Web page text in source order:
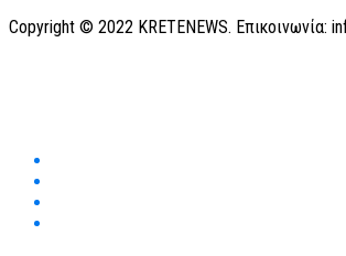
Copyright © 2022 KRETENEWS. Επικοινωνία: